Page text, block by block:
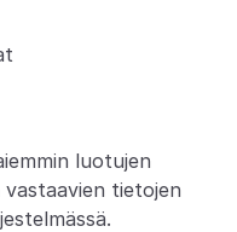
luotujen
vastaavien tietojen